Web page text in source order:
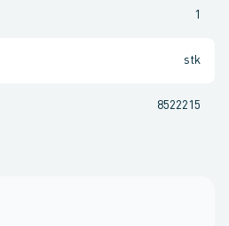
1
stk
8522215